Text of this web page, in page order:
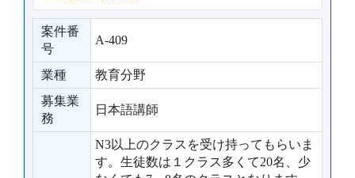
案件番
号
A-409
業種
教育分野
募集業
務
日本語講師
N3以上のクラスを受け持ってもらいま
す。生徒数は１クラス多くて20名、少